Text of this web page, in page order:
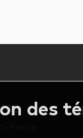
des